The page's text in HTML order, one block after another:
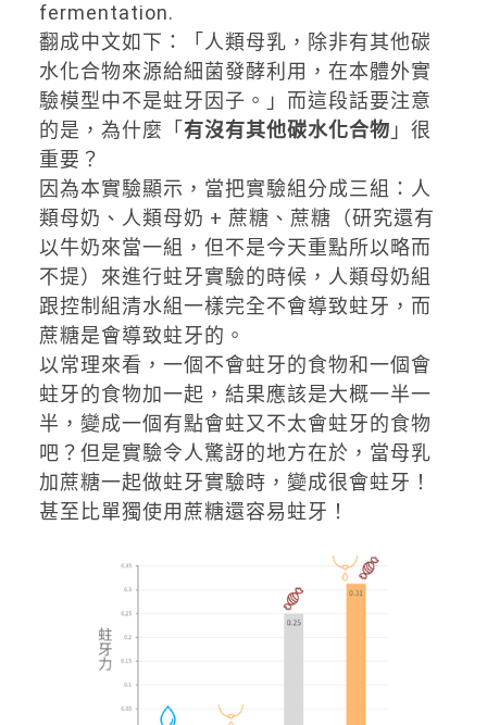
fermentation.
翻成中文如下：「人類母乳，除非有其他碳
水化合物來源給細菌發酵利用，在本體外實
驗模型中不是蛀牙因子。」而這段話要注意
的是，為什麼「 有沒有其他碳水化合物 」很
重要？
因為本實驗顯示，當把實驗組分成三組：人
類母奶、人類母奶 + 蔗糖、蔗糖（研究還有
以牛奶來當一組，但不是今天重點所以略而
不提）來進行蛀牙實驗的時候，人類母奶組
跟控制組清水組一樣完全不會導致蛀牙，而
蔗糖是會導致蛀牙的。
以常理來看，一個不會蛀牙的食物和一個會
蛀牙的食物加一起，結果應該是大概一半一
半，變成一個有點會蛀又不太會蛀牙的食物
吧？但是實驗令人驚訝的地方在於，當母乳
加蔗糖一起做蛀牙實驗時，變成很會蛀牙！
甚至比單獨使用蔗糖還容易蛀牙！